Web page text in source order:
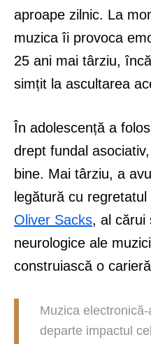
aproape zilnic. La
muzica îi provoca
25 ani mai târziu,
simțit la ascultarea
În adolescență a
drept fundal
bine. Mai târziu, a
legătură cu
Oliver Sacks, al cărui
neurologice ale
construiască o
Muzica
departe impactul